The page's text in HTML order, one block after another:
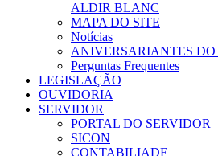
ALDIR BLANC
MAPA DO SITE
Notícias
ANIVERSARIANTES DO
Perguntas Frequentes
LEGISLAÇÃO
OUVIDORIA
SERVIDOR
PORTAL DO SERVIDOR
SICON
CONTABILIADE